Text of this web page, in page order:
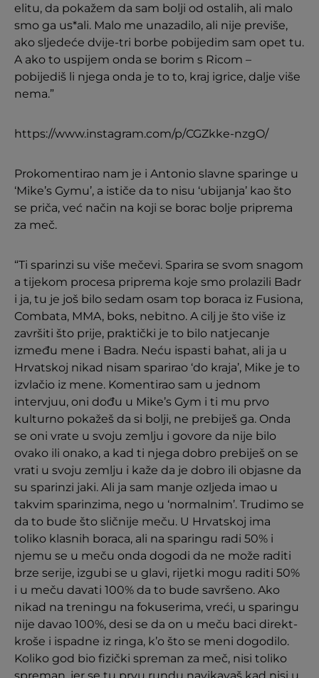
elitu, da pokažem da sam bolji od ostalih, ali malo
smo ga us*ali. Malo me unazadilo, ali nije previše,
ako sljedeće dvije-tri borbe pobijedim sam opet tu.
A ako to uspijem onda se borim s Ricom –
pobijediš li njega onda je to to, kraj igrice, dalje više
nema.”
https://www.instagram.com/p/CGZkke-nzgO/
Prokomentirao nam je i Antonio slavne sparinge u
‘Mike’s Gymu’, a ističe da to nisu ‘ubijanja’ kao što
se priča, već način na koji se borac bolje priprema
za meč.
“Ti sparinzi su više mečevi. Sparira se svom snagom
a tijekom procesa priprema koje smo prolazili Badr
i ja, tu je još bilo sedam osam top boraca iz Fusiona,
Combata, MMA, boks, nebitno. A cilj je što više iz
završiti što prije, praktički je to bilo natjecanje
između mene i Badra. Neću ispasti bahat, ali ja u
Hrvatskoj nikad nisam sparirao ‘do kraja’, Mike je to
izvlačio iz mene. Komentirao sam u jednom
intervjuu, oni dođu u Mike’s Gym i ti mu prvo
kulturno pokažeš da si bolji, ne prebiješ ga. Onda
se oni vrate u svoju zemlju i govore da nije bilo
ovako ili onako, a kad ti njega dobro prebiješ on se
vrati u svoju zemlju i kaže da je dobro ili objasne da
su sparinzi jaki. Ali ja sam manje ozljeda imao u
takvim sparinzima, nego u ‘normalnim’. Trudimo se
da to bude što sličnije meču. U Hrvatskoj ima
toliko klasnih boraca, ali na sparingu radi 50% i
njemu se u meču onda dogodi da ne može raditi
brze serije, izgubi se u glavi, rijetki mogu raditi 50%
i u meču davati 100% da to bude savršeno. Ako
nikad na treningu na fokuserima, vreći, u sparingu
nije davao 100%, desi se da on u meču baci direkt-
kroše i ispadne iz ringa, k’o što se meni dogodilo.
Koliko god bio fizički spreman za meč, nisi toliko